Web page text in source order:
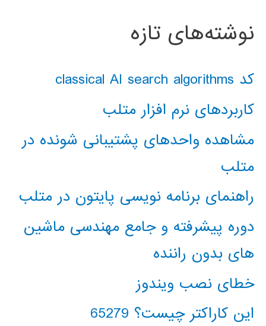
نوشته‌های تازه
کد classical AI search algorithms
کاربردهای نرم افزار متلب
مشاهده واحدهای پشتیبانی شونده در
متلب
راهنمای برنامه نویسی پایتون در متلب
دوره پیشرفته و جامع مهندسی ماشین
های بدون راننده
خطای نصب ویندوز
این کاراکتر چیست؟ 65279